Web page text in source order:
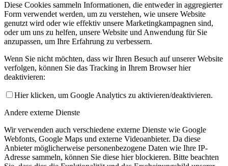
Diese Cookies sammeln Informationen, die entweder in aggregierter
Form verwendet werden, um zu verstehen, wie unsere Website
genutzt wird oder wie effektiv unsere Marketingkampagnen sind,
oder um uns zu helfen, unsere Website und Anwendung für Sie
anzupassen, um Ihre Erfahrung zu verbessern.
Wenn Sie nicht möchten, dass wir Ihren Besuch auf unserer Website
verfolgen, können Sie das Tracking in Ihrem Browser hier
deaktivieren:
Hier klicken, um Google Analytics zu aktivieren/deaktivieren.
Andere externe Dienste
Wir verwenden auch verschiedene externe Dienste wie Google
Webfonts, Google Maps und externe Videoanbieter. Da diese
Anbieter möglicherweise personenbezogene Daten wie Ihre IP-
Adresse sammeln, können Sie diese hier blockieren. Bitte beachten